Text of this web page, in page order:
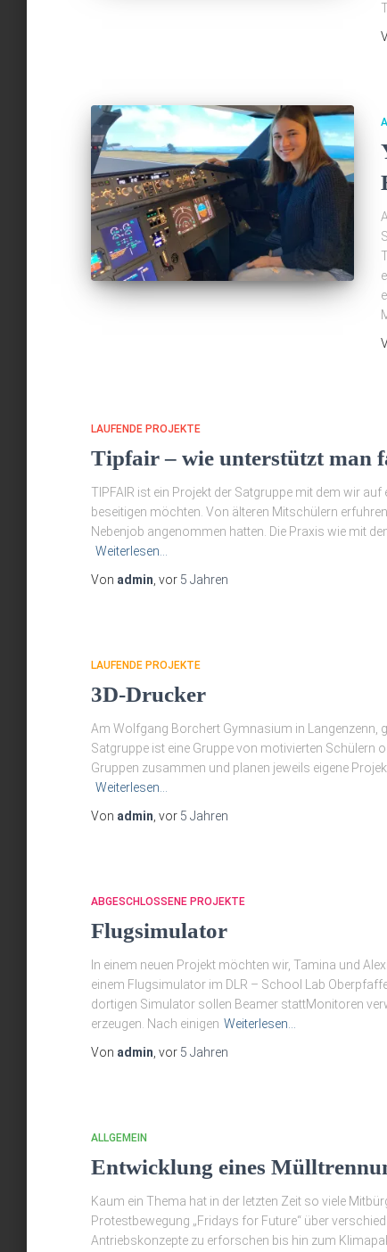
LAUFENDE PROJEKTE
Tipfair – wie unterstützt man
TIPFAIR ist ein Projekt der Satgruppe mit dem wir
beseitigen möchten. Von älteren Mitschülern
Nebenjob angenommen hatten. Die Praxis wie mit
Weiterlesen…
Von admin , vor 5 Jahren
LAUFENDE PROJEKTE
3D-Drucker
Am Wolfgang Borchert Gymnasium in Langenzenn,
Satgruppe ist eine Gruppe von motivierten Schülern
Gruppen zusammen und planen jeweils eigene
Weiterlesen…
Von admin , vor 5 Jahren
ABGESCHLOSSENE PROJEKTE
Flugsimulator
In einem neuen Projekt möchten wir, Tamina und
einem Flugsimulator im DLR – School Lab
dortigen Simulator sollen Beamer stattMonitoren
erzeugen. Nach einigen Weiterlesen…
Von admin , vor 5 Jahren
ALLGEMEIN
Entwicklung eines
Kaum ein Thema hat in der letzten Zeit so viele
Protestbewegung „Fridays for Future“ über
Antriebskonzepte zu erforschen bis hin zum